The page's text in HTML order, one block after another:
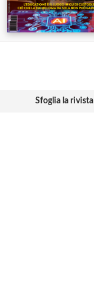
Sfoglia la rivista